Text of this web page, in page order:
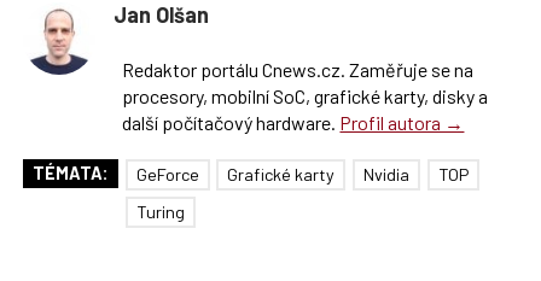
Jan Olšan
Redaktor portálu Cnews.cz. Zaměřuje se na
procesory, mobilní SoC, grafické karty, disky a
další počítačový hardware. Profil autora →
TÉMATA: GeForce Grafické karty Nvidia
TOP
Turing